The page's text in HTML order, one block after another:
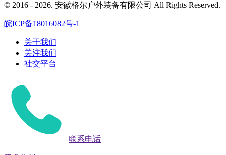
© 2016 - 2026. 安徽格尔户外装备有限公司 All Rights Reserved.
皖ICP备18016082号-1
关于我们
关注我们
社交平台
联系电话